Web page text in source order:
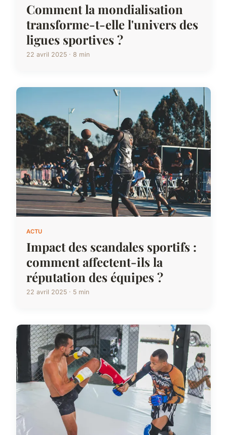
Comment la mondialisation
transforme-t-elle l'univers des
ligues sportives ?
22 avril 2025 · 8 min
ACTU
Impact des scandales sportifs :
comment affectent-ils la
réputation des équipes ?
22 avril 2025 · 5 min